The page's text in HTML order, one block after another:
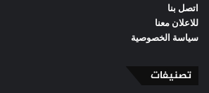
اتصل بنا
للاعلان معنا
سياسة الخصوصية
تصنيفات